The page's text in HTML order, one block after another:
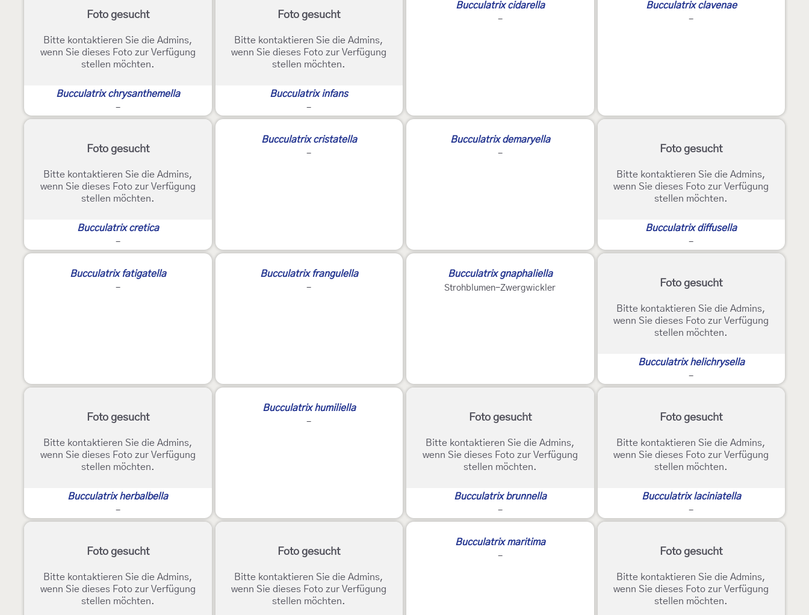
Foto gesucht
Bitte kontaktieren Sie die Admins,
wenn Sie dieses Foto zur Verfügung
stellen möchten.
Bucculatrix chrysanthemella
-
Foto gesucht
Bitte kontaktieren Sie die Admins,
wenn Sie dieses Foto zur Verfügung
stellen möchten.
Bucculatrix infans
-
Bucculatrix cidarella
-
Bucculatrix clavenae
-
Foto gesucht
Bitte kontaktieren Sie die Admins,
wenn Sie dieses Foto zur Verfügung
stellen möchten.
Bucculatrix cretica
-
Bucculatrix cristatella
-
Bucculatrix demaryella
- Foto gesucht
Bitte kontaktieren Sie die Admins,
wenn Sie dieses Foto zur Verfügung
stellen möchten.
Bucculatrix diffusella
-
Bucculatrix fatigatella
-
Bucculatrix frangulella
-
Bucculatrix gnaphaliella
Strohblumen-Zwergwickler Foto gesucht
Bitte kontaktieren Sie die Admins,
wenn Sie dieses Foto zur Verfügung
stellen möchten.
Bucculatrix helichrysella
-
Foto gesucht
Bitte kontaktieren Sie die Admins,
wenn Sie dieses Foto zur Verfügung
stellen möchten.
Bucculatrix herbalbella
-
Bucculatrix humiliella
- Foto gesucht
Bitte kontaktieren Sie die Admins,
wenn Sie dieses Foto zur Verfügung
stellen möchten.
Bucculatrix brunnella
-
Foto gesucht
Bitte kontaktieren Sie die Admins,
wenn Sie dieses Foto zur Verfügung
stellen möchten.
Bucculatrix laciniatella
-
Foto gesucht
Bitte kontaktieren Sie die Admins,
wenn Sie dieses Foto zur Verfügung
stellen möchten.
Foto gesucht
Bitte kontaktieren Sie die Admins,
wenn Sie dieses Foto zur Verfügung
stellen möchten.
Bucculatrix maritima
- Foto gesucht
Bitte kontaktieren Sie die Admins,
wenn Sie dieses Foto zur Verfügung
stellen möchten.